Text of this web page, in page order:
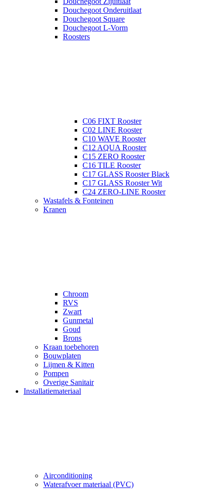
Douchegoot Onderuitlaat
Douchegoot Square
Douchegoot L-Vorm
Roosters
C06 FIXT Rooster
C02 LINE Rooster
C10 WAVE Rooster
C12 AQUA Rooster
C15 ZERO Rooster
C16 TILE Rooster
C17 GLASS Rooster Black
C17 GLASS Rooster Wit
C24 ZERO-LINE Rooster
Wastafels & Fonteinen
Kranen
Chroom
RVS
Zwart
Gunmetal
Goud
Brons
Kraan toebehoren
Bouwplaten
Lijmen & Kitten
Pompen
Overige Sanitair
Installatiemateriaal
Airconditioning
Waterafvoer materiaal (PVC)